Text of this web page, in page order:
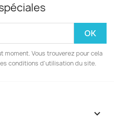
moment. Vous trouverez pour cela
conditions d'utilisation du site.
